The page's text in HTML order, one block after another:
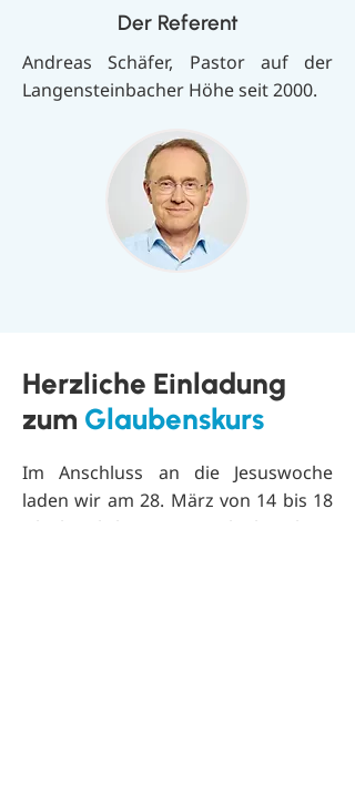
Der Referent
Andreas Schäfer, Pastor auf der
Langensteinbacher Höhe seit 2000.
Herzliche Einladung
zum Glaubenskurs
Im Anschluss an die Jesuswoche
laden wir am 28. März von 14 bis 18
Uhr herzlich zu einem Glaubenskurs